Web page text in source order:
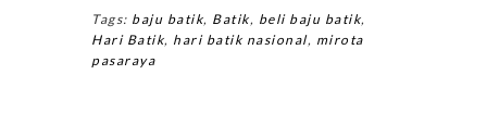
Tags: baju batik, Batik, beli baju batik,
Hari Batik, hari batik nasional, mirota
pasaraya